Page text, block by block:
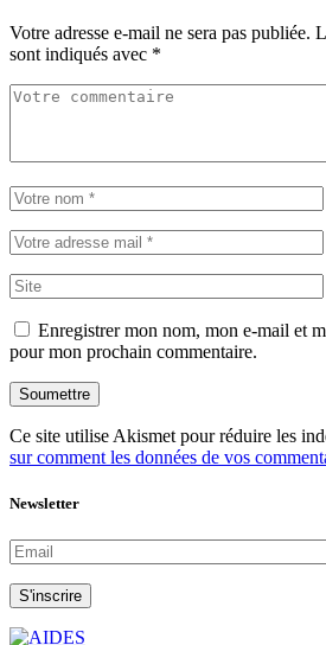
Votre adresse e-mail ne sera pas publiée.
sont indiqués avec *
Enregistrer mon nom, mon e-mail et
pour mon prochain commentaire.
Soumettre
Ce site utilise Akismet pour réduire les
sur comment les données de vos
Newsletter
S'inscrire